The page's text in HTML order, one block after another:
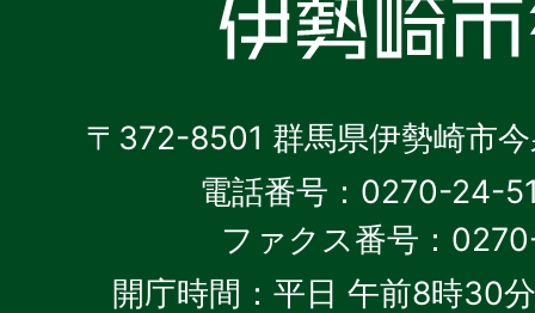
〒372-8501 群馬県伊勢崎市
電話番号：0270-24-
ファクス番号：
開庁時間：平日 午前8時30